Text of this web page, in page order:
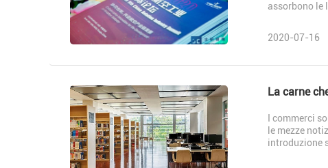
assorbono le
2020-07-16
La carne
I commerci
le mezze
introduzione